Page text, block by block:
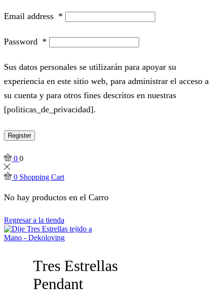
Email address *
Password *
Sus datos personales se utilizarán para apoyar su
experiencia en este sitio web, para administrar el acceso a
su cuenta y para otros fines descritos en nuestras
[politicas_de_privacidad].
Register
0 0
0 Shopping Cart
No hay productos en el Carro
Regresar a la tienda
Tres Estrellas
Pendant